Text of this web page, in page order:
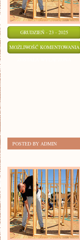
GRUDZIEŃ - 23 - 2025
MOŻLIWOŚĆ KOMENTOWANIA
POSTED BY ADMIN